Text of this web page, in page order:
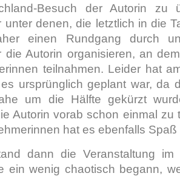
Besuch der Autorin zu
unter denen, die letztlich in die
einen Rundgang durch
die Autorin organisieren, an
teilnahmen. Leider hat
ursprünglich geplant war, da
um die Hälfte gekürzt
Autorin vorab schon einmal zu
hat es ebenfalls
dann die Veranstaltung im
ein wenig chaotisch begann,